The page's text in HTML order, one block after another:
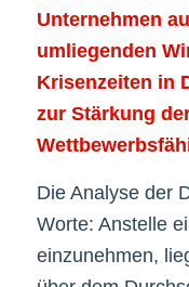
Unternehmen
umliegenden
Krisenzeiten in
zur Stärkung
Die Analyse der
Worte: Anstelle
einzunehmen,